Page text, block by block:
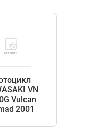
VN
Vulcan
2001